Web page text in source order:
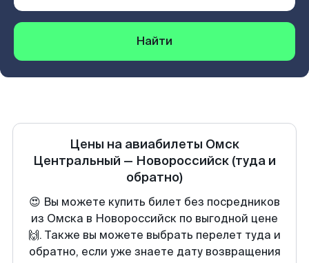
Найти
Цены на авиабилеты Омск
Центральный — Новороссийск (туда и
обратно)
😍 Вы можете купить билет без посредников
из Омска в Новороссийск по выгодной цене
🙌. Также вы можете выбрать перелет туда и
обратно, если уже знаете дату возвращения